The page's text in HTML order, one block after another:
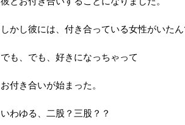
しかし彼には、付き合っている女性がいたん
でも、でも、好きになっちゃって
お付き合いが始まった。
いわゆる、二股？三股？？